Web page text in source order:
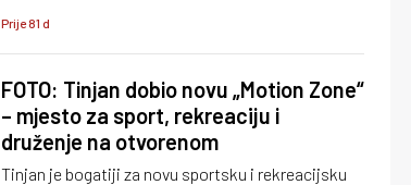
kako je cilj osigurati mjesto u vrtiću i jaslicama za
Prije 81 d
FOTO: Tinjan dobio novu „Motion Zone“
– mjesto za sport, rekreaciju i
druženje na otvorenom
Tinjan je bogatiji za novu sportsku i rekreacijsku